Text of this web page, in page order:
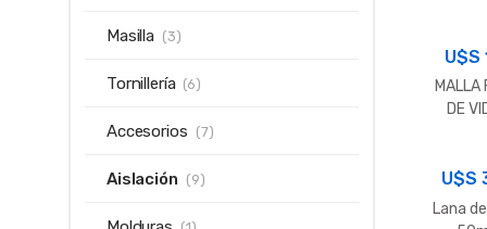
U$S
MALLA
DE
U$S
Lana
Masilla (3)
Tornillería (6)
Accesorios (7)
Aislación (9)